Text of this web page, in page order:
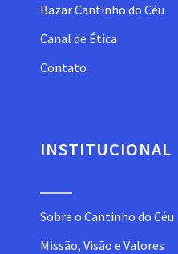
Bazar Cantinho do Céu
Canal de Ética
Contato
INSTITUCIONAL
Sobre o Cantinho do Céu
Missão, Visão e Valores